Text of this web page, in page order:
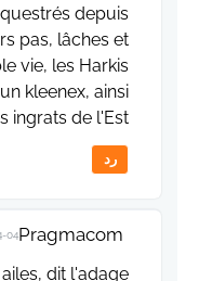
depuis
pas, lâches et
vie, les Harkis
kleenex, ainsi
ingrats de l'Est.
رد
Pragmacom
dit l'adage